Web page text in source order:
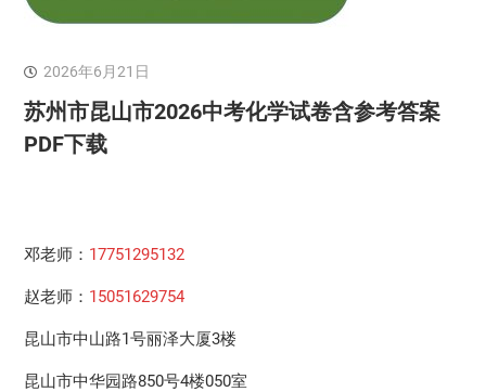
2026年6月21日
苏州市昆山市2026中考化学试卷含参考答案
PDF下载
邓老师： 17751295132
赵老师： 15051629754
昆山市中山路1号丽泽大厦3楼
昆山市中华园路850号4楼050室